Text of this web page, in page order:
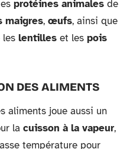
protéines animales de
maigres, œufs, ainsi que
les lentilles et les pois
DES ALIMENTS
aliments joue aussi un
la cuisson à la vapeur,
température pour